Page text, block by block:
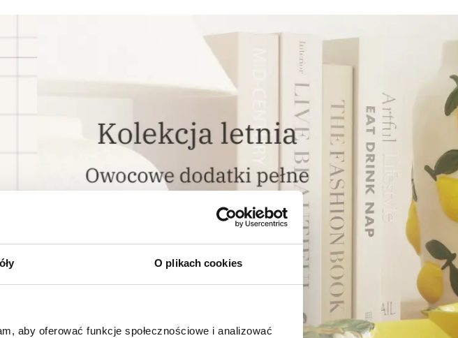
O plikach cookies
aby oferować funkcje społecznościowe i analizować